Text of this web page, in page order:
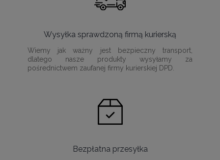
Wysyłka sprawdzoną firmą kurierską
Wiemy jak ważny jest bezpieczny transport,
dlatego nasze produkty wysyłamy za
pośrednictwem zaufanej firmy kurierskiej DPD.
Bezpłatna przesyłka